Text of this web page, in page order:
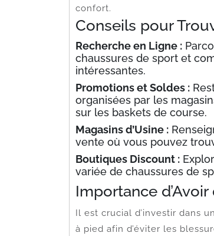
confort.
Conseils pour
Recherche en Ligne :
chaussures de sport et
intéressantes.
Promotions et Soldes :
organisées par les
sur les baskets de course.
Magasins d’Usine :
vente où vous pouvez
Boutiques Discount :
variée de chaussures de
Importance
Il est crucial d’investir dans
à pied afin d’éviter les